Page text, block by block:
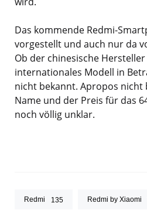
Das kommende Redmi-
vorgestellt und auch nur da
Ob der chinesische
internationales Modell in
nicht bekannt. Apropos nicht
Name und der Preis für das
noch völlig unklar.
Redmi 135 Redmi by Xiaomi